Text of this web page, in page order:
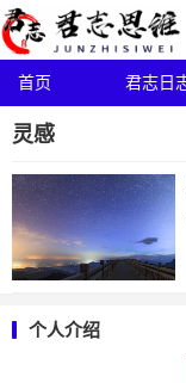
首页 君志日
灵感
个人介绍